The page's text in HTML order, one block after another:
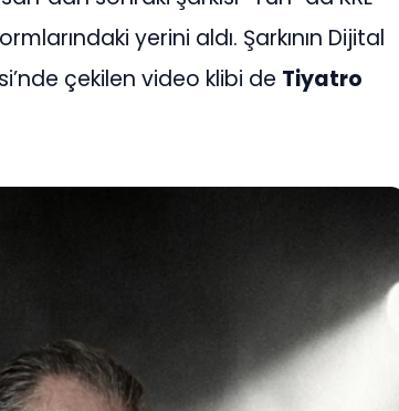
yerini aldı. Şarkının Dijital
çekilen video klibi de Tiyatro